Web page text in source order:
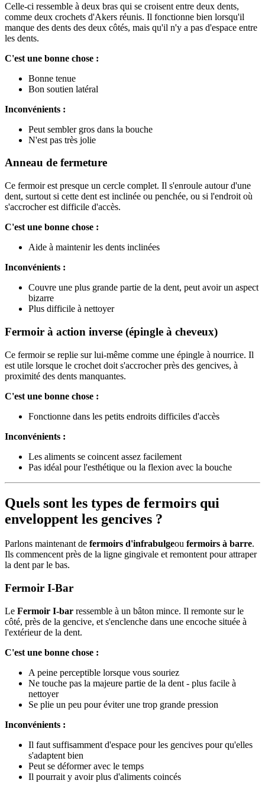
Celle-ci ressemble à deux bras qui se croisent entre deux dents,
comme deux crochets d'Akers réunis. Il fonctionne bien lorsqu'il
manque des dents des deux côtés, mais qu'il n'y a pas d'espace entre
les dents.
C'est une bonne chose :
Bonne tenue
Bon soutien latéral
Inconvénients :
Peut sembler gros dans la bouche
N'est pas très jolie
Anneau de fermeture
Ce fermoir est presque un cercle complet. Il s'enroule autour d'une
dent, surtout si cette dent est inclinée ou penchée, ou si l'endroit où
s'accrocher est difficile d'accès.
C'est une bonne chose :
Aide à maintenir les dents inclinées
Inconvénients :
Couvre une plus grande partie de la dent, peut avoir un aspect
bizarre
Plus difficile à nettoyer
Fermoir à action inverse (épingle à cheveux)
Ce fermoir se replie sur lui-même comme une épingle à nourrice. Il
est utile lorsque le crochet doit s'accrocher près des gencives, à
proximité des dents manquantes.
C'est une bonne chose :
Fonctionne dans les petits endroits difficiles d'accès
Inconvénients :
Les aliments se coincent assez facilement
Pas idéal pour l'esthétique ou la flexion avec la bouche
Quels sont les types de fermoirs qui
enveloppent les gencives ?
Parlons maintenant de fermoirs d'infrabulgeou fermoirs à barre.
Ils commencent près de la ligne gingivale et remontent pour attraper
la dent par le bas.
Fermoir I-Bar
Le Fermoir I-bar ressemble à un bâton mince. Il remonte sur le
côté, près de la gencive, et s'enclenche dans une encoche située à
l'extérieur de la dent.
C'est une bonne chose :
A peine perceptible lorsque vous souriez
Ne touche pas la majeure partie de la dent - plus facile à
nettoyer
Se plie un peu pour éviter une trop grande pression
Inconvénients :
Il faut suffisamment d'espace pour les gencives pour qu'elles
s'adaptent bien
Peut se déformer avec le temps
Il pourrait y avoir plus d'aliments coincés